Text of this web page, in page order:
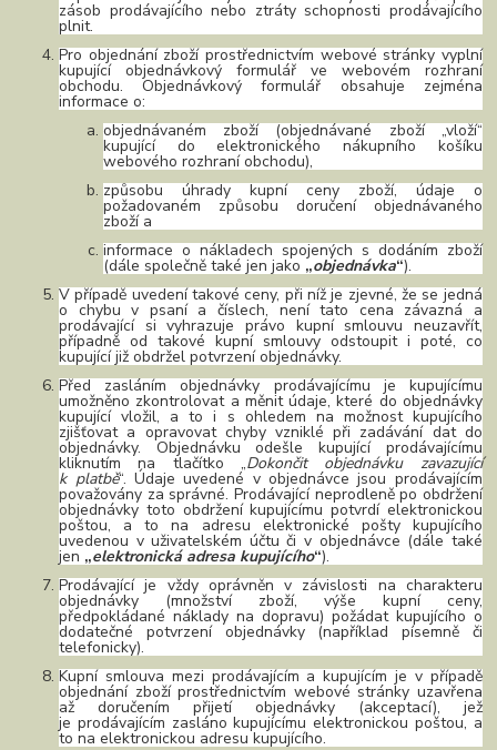
zásob prodávajícího nebo ztráty schopnosti prodávajícího
plnit.
Pro objednání zboží prostřednictvím webové stránky vyplní
kupující objednávkový formulář ve webovém rozhraní
obchodu. Objednávkový formulář obsahuje zejména
informace o:
objednávaném zboží (objednávané zboží „vloží“
kupující do elektronického nákupního košíku
webového rozhraní obchodu),
způsobu úhrady kupní ceny zboží, údaje o
požadovaném způsobu doručení objednávaného
zboží a
informace o nákladech spojených s dodáním zboží
(dále společně také jen jako „objednávka“).
V případě uvedení takové ceny, při níž je zjevné, že se jedná
o chybu v psaní a číslech, není tato cena závazná a
prodávající si vyhrazuje právo kupní smlouvu neuzavřít,
případně od takové kupní smlouvy odstoupit i poté, co
kupující již obdržel potvrzení objednávky.
Před zasláním objednávky prodávajícímu je kupujícímu
umožněno zkontrolovat a měnit údaje, které do objednávky
kupující vložil, a to i s ohledem na možnost kupujícího
zjišťovat a opravovat chyby vzniklé při zadávání dat do
objednávky. Objednávku odešle kupující prodávajícímu
kliknutím na tlačítko „Dokončit objednávku zavazující
k platbě“. Údaje uvedené v objednávce jsou prodávajícím
považovány za správné. Prodávající neprodleně po obdržení
objednávky toto obdržení kupujícímu potvrdí elektronickou
poštou, a to na adresu elektronické pošty kupujícího
uvedenou v uživatelském účtu či v objednávce (dále také
jen „elektronická adresa kupujícího“).
Prodávající je vždy oprávněn v závislosti na charakteru
objednávky (množství zboží, výše kupní ceny,
předpokládané náklady na dopravu) požádat kupujícího o
dodatečné potvrzení objednávky (například písemně či
telefonicky).
Kupní smlouva mezi prodávajícím a kupujícím je v případě
objednání zboží prostřednictvím webové stránky uzavřena
až doručením přijetí objednávky (akceptací), jež
je prodávajícím zasláno kupujícímu elektronickou poštou, a
to na elektronickou adresu kupujícího.